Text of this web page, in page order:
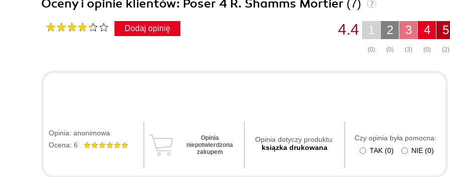
Oceny i opinie klientów: Poser 4 R. Shamms Mortier (7)
Dodaj opinię 5
(2)
4
(0)
3
(3)
2
(0)
1
(0)
4.4
Opinia: anonimowa
Ocena: 6
Opinia
niepotwierdzona
zakupem
Opinia dotyczy produktu:
ksiązka drukowana
Czy opinia była pomocna:
TAK (0) NIE (0)